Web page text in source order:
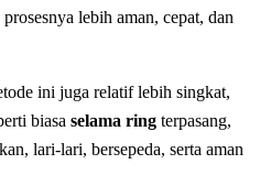
lebih aman, cepat, dan
ini juga relatif lebih singkat,
biasa selama ring terpasang,
lari-lari, bersepeda, serta aman